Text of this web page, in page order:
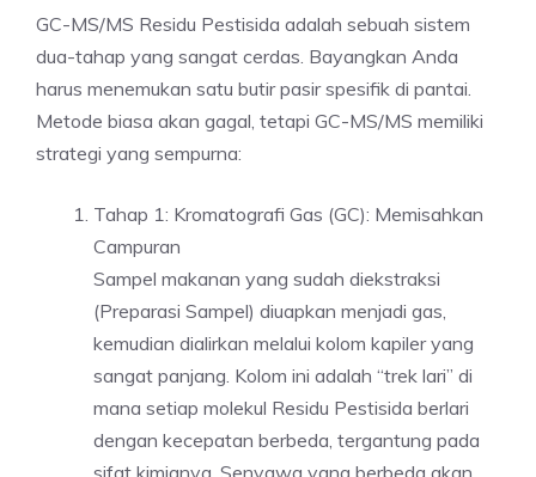
GC-MS/MS Residu Pestisida adalah sebuah sistem
dua-tahap yang sangat cerdas. Bayangkan Anda
harus menemukan satu butir pasir spesifik di pantai.
Metode biasa akan gagal, tetapi GC-MS/MS memiliki
strategi yang sempurna:
Tahap 1: Kromatografi Gas (GC): Memisahkan
Campuran
Sampel makanan yang sudah diekstraksi
(Preparasi Sampel) diuapkan menjadi gas,
kemudian dialirkan melalui kolom kapiler yang
sangat panjang. Kolom ini adalah “trek lari” di
mana setiap molekul Residu Pestisida berlari
dengan kecepatan berbeda, tergantung pada
sifat kimianya. Senyawa yang berbeda akan